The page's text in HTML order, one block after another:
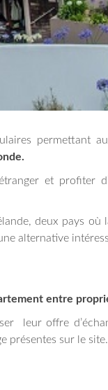
permettant
et profiter
deux pays où
alternative
entre
leur offre
présentes sur le site.